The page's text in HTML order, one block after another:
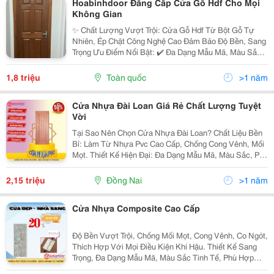
Hoabinhdoor Đẳng Cấp Cửa Gỗ Hdf Cho Mọi
Không Gian
✨ Chất Lượng Vượt Trội: Cửa Gỗ Hdf Từ Bột Gỗ Tự
Nhiên, Ép Chặt Công Nghệ Cao Đảm Bảo Độ Bền, Sang
Trọng Ưu Điểm Nổi Bật: ✔️ Đa Dạng Mẫu Mã, Màu Sắc
Tùy Chỉnh ✔️ Khả Năng Cách Âm, Cách Nhiệt Tuyệt Vời
✔️ Thiết Kế Tinh Tế, Phù Hợp Mọi Phong...
1,8 triệu Toàn quốc >1 năm
Cửa Nhựa Đài Loan Giá Rẻ Chất Lượng Tuyệt
Vời
Tại Sao Nên Chọn Cửa Nhựa Đài Loan? Chất Liệu Bền
Bỉ: Làm Từ Nhựa Pvc Cao Cấp, Chống Cong Vênh, Mối
Mọt. Thiết Kế Hiện Đại: Đa Dạng Mẫu Mã, Màu Sắc, Phù
Hợp Nhiều Phong Cách Nội Thất. Kháng Nước Tuyệt
Đối: Lý Tưởng Cho Nhà Tắm, Nhà Vệ Sinh. ...
2,15 triệu Đồng Nai >1 năm
Cửa Nhựa Composite Cao Cấp
Độ Bền Vượt Trội, Chống Mối Mọt, Cong Vênh, Co Ngót,
Thích Hợp Với Mọi Điều Kiện Khí Hậu. Thiết Kế Sang
Trọng, Đa Dạng Mẫu Mã, Màu Sắc Tinh Tế, Phù Hợp
Với Mọi Phong Cách Nội Thất. Cách Âm, Cách Nhiệt